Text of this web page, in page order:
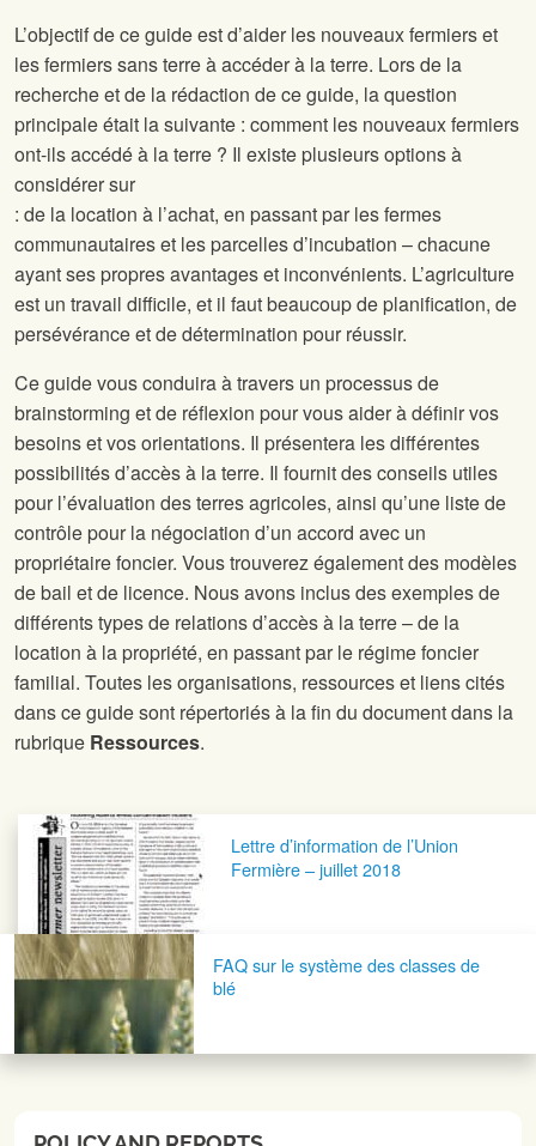
L’objectif de ce guide est d’aider les nouveaux fermiers et
les fermiers sans terre à accéder à la terre. Lors de la
recherche et de la rédaction de ce guide, la question
principale était la suivante : comment les nouveaux fermiers
ont-ils accédé à la terre ? Il existe plusieurs options à
considérer sur
: de la location à l’achat, en passant par les fermes
communautaires et les parcelles d’incubation – chacune
ayant ses propres avantages et inconvénients. L’agriculture
est un travail difficile, et il faut beaucoup de planification, de
persévérance et de détermination pour réussir.
Ce guide vous conduira à travers un processus de
brainstorming et de réflexion pour vous aider à définir vos
besoins et vos orientations. Il présentera les différentes
possibilités d’accès à la terre. Il fournit des conseils utiles
pour l’évaluation des terres agricoles, ainsi qu’une liste de
contrôle pour la négociation d’un accord avec un
propriétaire foncier. Vous trouverez également des modèles
de bail et de licence. Nous avons inclus des exemples de
différents types de relations d’accès à la terre – de la
location à la propriété, en passant par le régime foncier
familial. Toutes les organisations, ressources et liens cités
dans ce guide sont répertoriés à la fin du document dans la
rubrique Ressources.
Navigation postaleLettre d’information de l’Union
Fermière – juillet 2018
FAQ sur le système des classes de
blé